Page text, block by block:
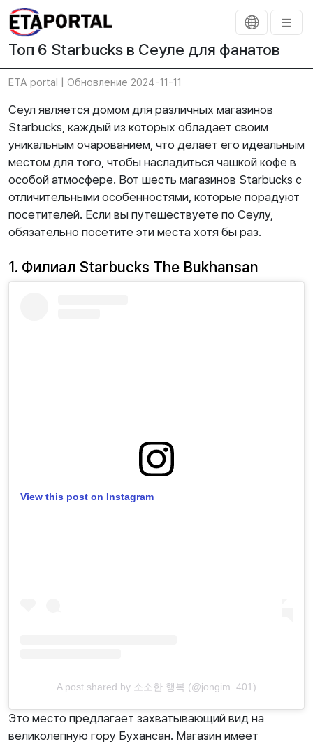
Топ 6 Starbucks в Сеуле для фанатов
ETA portal | Обновление 2024-11-11
Сеул является домом для различных магазинов
Starbucks, каждый из которых обладает своим
уникальным очарованием, что делает его идеальным
местом для того, чтобы насладиться чашкой кофе в
особой атмосфере. Вот шесть магазинов Starbucks с
отличительными особенностями, которые порадуют
посетителей. Если вы путешествуете по Сеулу,
обязательно посетите эти места хотя бы раз.
1. Филиал Starbucks The Bukhansan
View this post on Instagram
A post shared by 소소한 행복 (@jongim_401)
Это место предлагает захватывающий вид на
великолепную гору Бухансан. Магазин имеет